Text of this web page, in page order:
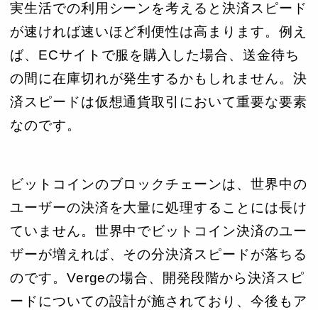
実生活での利用シーンを考えると決済スピード
が速ければ速いほど利便性は高まります。例え
ば、ECサイトで服を購入した場合、送金待ち
の間に在庫切れが発生するかもしれません。決
済スピードは仮想通貨取引において重要な要素
なのです。
ビットコインのブロックチェーンは、世界中の
ユーザーの決済を大量に処理することには長け
ていません。世界中でビットコイン決済のユー
ザーが増えれば、その分決済スピードが落ちる
のです。Vergeの場合、開発段階から決済スピ
ードについての設計が施されており、今後もア